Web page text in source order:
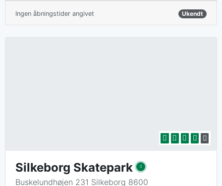
Ingen åbningstider angivet Ukendt
Silkeborg Skatepark
Buskelundhøjen 231 Silkeborg 8600